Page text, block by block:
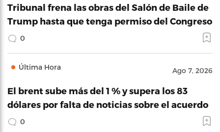
Tribunal frena las obras del Salón de Baile de
Trump hasta que tenga permiso del Congreso
0
Última Hora Ago 7, 2026
El brent sube más del 1 % y supera los 83
dólares por falta de noticias sobre el acuerdo
0